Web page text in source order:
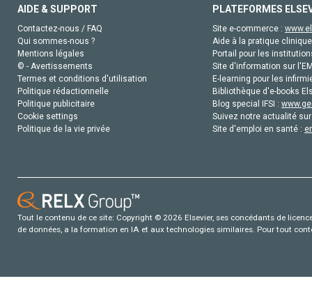
AIDE & SUPPORT
Contactez-nous / FAQ
Qui sommes-nous ?
Mentions légales
© - Avertissements
Termes et conditions d'utilisation
Politique rédactionnelle
Politique publicitaire
Cookie settings
Politique de la vie privée
PLATEFORMES
Site e-commerce :
Aide à la pratique
Portail pour les
Site d'information sur
E-learning pour les
Bibliothèque d'e-books
Blog special IFSI :
Suivez notre actualité
Site d'emploi en santé :
Tout le contenu de ce site: Copyright © 2026 Elsevier, ses concédants de
de données, a la formation en IA et aux technologies similaires. Pour tout